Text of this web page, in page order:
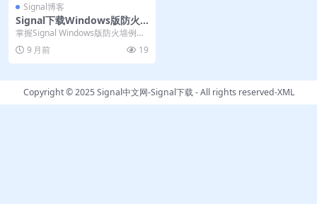
Signal博客
Signal下载Windows版防火
墙例外｜官网网络配置
掌握Signal Windows版防火墙例外
设置技巧，确保加密通讯畅通无
阻。本指...
9 月前 19
Copyright © 2025Signal中文网-Signal下载- All rights reserved-XML